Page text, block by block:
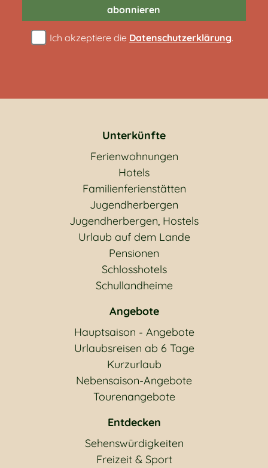
abonnieren
Ich akzeptiere die Datenschutzerklärung.
Unterkünfte
Ferienwohnungen
Hotels
Familienferienstätten
Jugendherbergen
Jugendherbergen, Hostels
Urlaub auf dem Lande
Pensionen
Schlosshotels
Schullandheime
Angebote
Hauptsaison - Angebote
Urlaubsreisen ab 6 Tage
Kurzurlaub
Nebensaison-Angebote
Tourenangebote
Entdecken
Sehenswürdigkeiten
Freizeit & Sport